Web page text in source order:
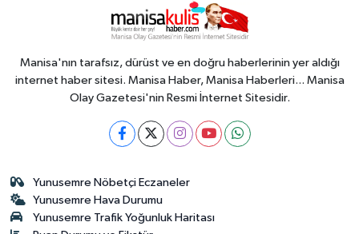
Manisa'nın tarafsız, dürüst ve en doğru haberlerinin yer aldığı
internet haber sitesi. Manisa Haber, Manisa Haberleri... Manisa
Olay Gazetesi'nin Resmi İnternet Sitesidir.
Yunusemre Nöbetçi Eczaneler
Yunusemre Hava Durumu
Yunusemre Trafik Yoğunluk Haritası